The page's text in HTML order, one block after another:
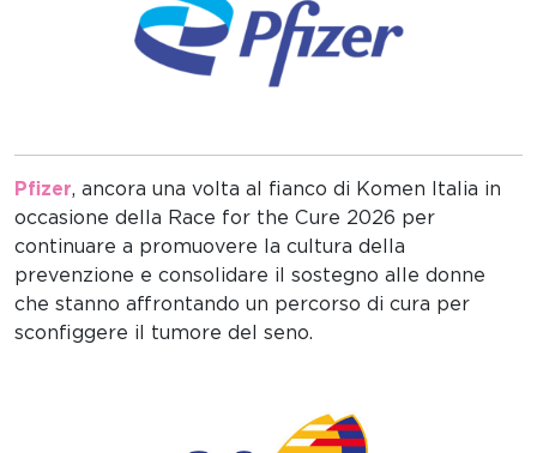
Pfizer, ancora una volta al fianco di Komen Italia in
occasione della Race for the Cure 2026 per
continuare a promuovere la cultura della
prevenzione e consolidare il sostegno alle donne
che stanno affrontando un percorso di cura per
sconfiggere il tumore del seno.